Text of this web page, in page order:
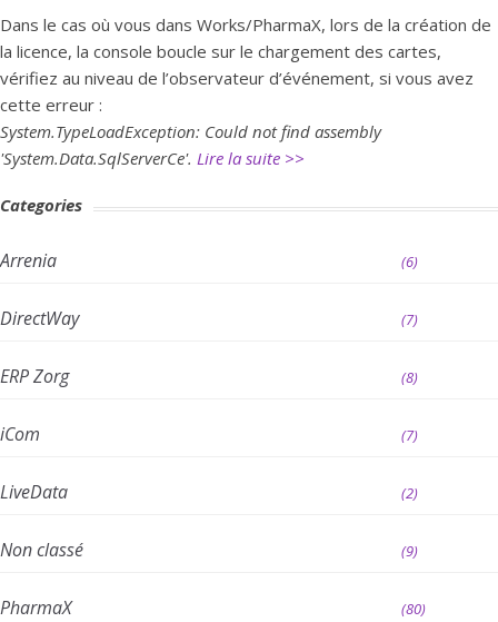
Dans le cas où vous dans Works/PharmaX, lors de la création de
la licence, la console boucle sur le chargement des cartes,
vérifiez au niveau de l’observateur d’événement, si vous avez
cette erreur :
System.TypeLoadException: Could not find assembly
'System.Data.SqlServerCe'. Lire la suite >>
Categories
Arrenia (6)
DirectWay (7)
ERP Zorg (8)
iCom (7)
LiveData (2)
Non classé (9)
PharmaX (80)